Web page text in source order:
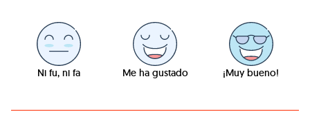
Ni fu, ni fa Me ha gustado ¡Muy bueno!